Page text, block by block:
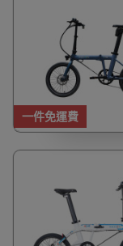
一件免運費